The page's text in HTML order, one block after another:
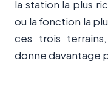
la station la plus
ou la fonction la
ces trois
donne davantage